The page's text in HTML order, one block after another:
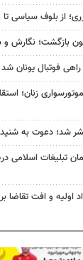
از بلوف سیاسی تا
بازگشت؛
فوتبال یونان شد
زنان؛
شد؛ دعوت به
تبلیغات اسلامی
اولیه و افت تقاضا بر